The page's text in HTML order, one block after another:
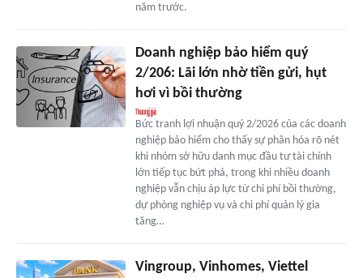
năm trước.
Doanh nghiệp bảo hiểm quý
2/206: Lãi lớn nhờ tiền gửi, hụt
hơi vì bồi thường
Bức tranh lợi nhuận quý 2/2026 của các doanh
nghiệp bảo hiểm cho thấy sự phân hóa rõ nét
khi nhóm sở hữu danh mục đầu tư tài chính
lớn tiếp tục bứt phá, trong khi nhiều doanh
nghiệp vẫn chịu áp lực từ chi phí bồi thường,
dự phòng nghiệp vụ và chi phí quản lý gia
tăng…
Vingroup, Vinhomes, Viettel